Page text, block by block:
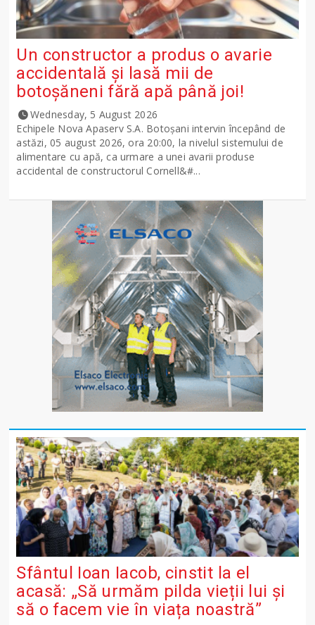
Un constructor a produs o avarie
accidentală și lasă mii de
botoșăneni fără apă până joi!
Wednesday, 5 August 2026
Echipele Nova Apaserv S.A. Botoșani intervin începând de
astăzi, 05 august 2026, ora 20:00, la nivelul sistemului de
alimentare cu apă, ca urmare a unei avarii produse
accidental de constructorul Cornell&#...
Sfântul Ioan Iacob, cinstit la el
acasă: „Să urmăm pilda vieții lui și
să o facem vie în viața noastră”